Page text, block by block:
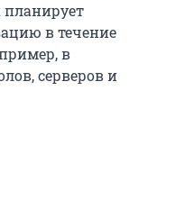
планирует
в течение
в
серверов и